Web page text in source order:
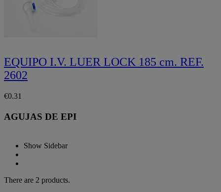
EQUIPO I.V. LUER LOCK 185 cm. REF.
2602
€0.31
AGUJAS DE EPI
Show Sidebar
There are 2 products.